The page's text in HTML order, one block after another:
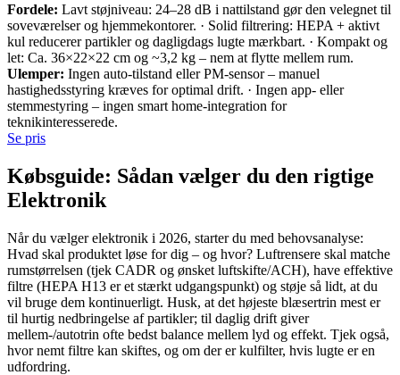
Fordele: Lavt støjniveau: 24–28 dB i nattilstand gør den velegnet til
soveværelser og hjemmekontorer. · Solid filtrering: HEPA + aktivt
kul reducerer partikler og dagligdags lugte mærkbart. · Kompakt og
let: Ca. 36×22×22 cm og ~3,2 kg – nem at flytte mellem rum.
Ulemper: Ingen auto-tilstand eller PM-sensor – manuel
hastighedsstyring kræves for optimal drift. · Ingen app- eller
stemmestyring – ingen smart home-integration for
teknikinteresserede.
Se pris
Købsguide: Sådan vælger du den rigtige
Elektronik
Når du vælger elektronik i 2026, starter du med behovsanalyse:
Hvad skal produktet løse for dig – og hvor? Luftrensere skal matche
rumstørrelsen (tjek CADR og ønsket luftskifte/ACH), have effektive
filtre (HEPA H13 er et stærkt udgangspunkt) og støje så lidt, at du
vil bruge dem kontinuerligt. Husk, at det højeste blæsertrin mest er
til hurtig nedbringelse af partikler; til daglig drift giver
mellem-/autotrin ofte bedst balance mellem lyd og effekt. Tjek også,
hvor nemt filtre kan skiftes, og om der er kulfilter, hvis lugte er en
udfordring.